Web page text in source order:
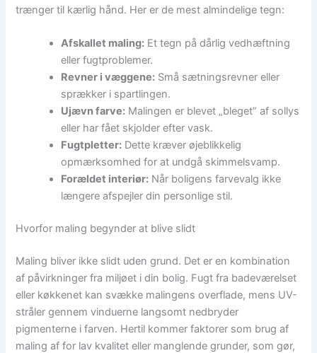
trænger til kærlig hånd. Her er de mest almindelige tegn:
Afskallet maling: Et tegn på dårlig vedhæftning
eller fugtproblemer.
Revner i væggene: Små sætningsrevner eller
sprækker i spartlingen.
Ujævn farve: Malingen er blevet „bleget” af sollys
eller har fået skjolder efter vask.
Fugtpletter: Dette kræver øjeblikkelig
opmærksomhed for at undgå skimmelsvamp.
Forældet interiør: Når boligens farvevalg ikke
længere afspejler din personlige stil.
Hvorfor maling begynder at blive slidt
Maling bliver ikke slidt uden grund. Det er en kombination
af påvirkninger fra miljøet i din bolig. Fugt fra badeværelset
eller køkkenet kan svække malingens overflade, mens UV-
stråler gennem vinduerne langsomt nedbryder
pigmenterne i farven. Hertil kommer faktorer som brug af
maling af for lav kvalitet eller manglende grunder, som gør,